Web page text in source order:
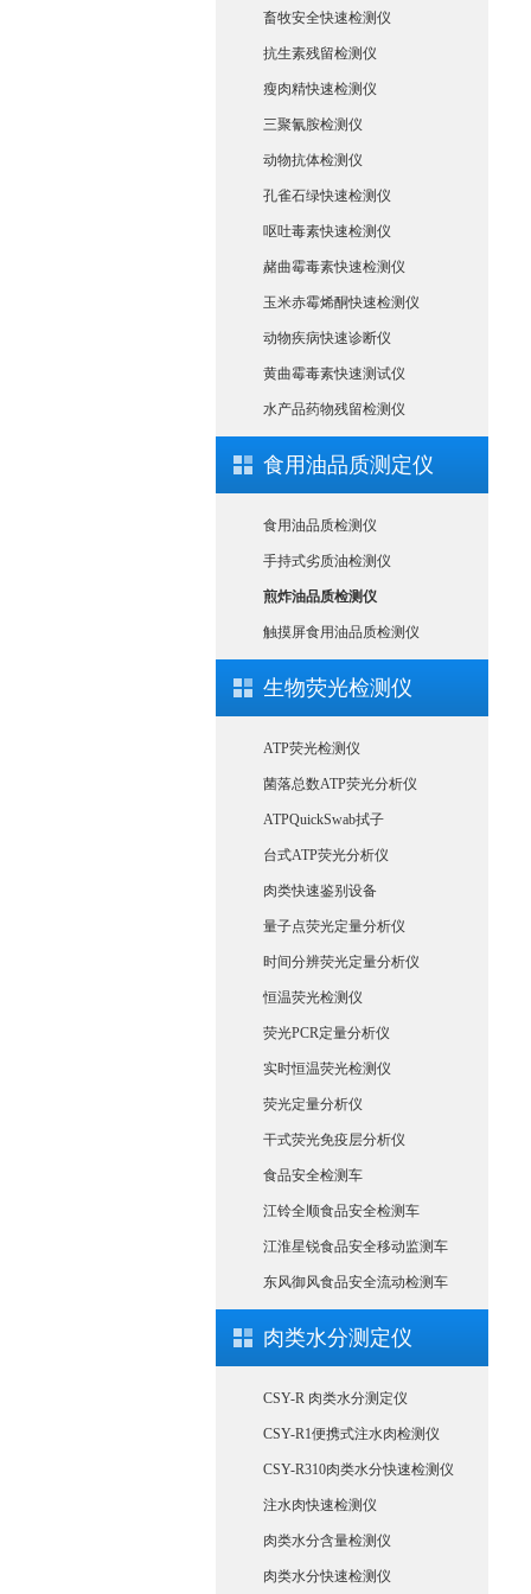
畜牧安全快速检测仪
抗生素残留检测仪
瘦肉精快速检测仪
三聚氰胺检测仪
动物抗体检测仪
孔雀石绿快速检测仪
呕吐毒素快速检测仪
赭曲霉毒素快速检测仪
玉米赤霉烯酮快速检测仪
动物疾病快速诊断仪
黄曲霉毒素快速测试仪
水产品药物残留检测仪
食用油品质测定仪
食用油品质检测仪
手持式劣质油检测仪
煎炸油品质检测仪
触摸屏食用油品质检测仪
生物荧光检测仪
ATP荧光检测仪
菌落总数ATP荧光分析仪
ATPQuickSwab拭子
台式ATP荧光分析仪
肉类快速鉴别设备
量子点荧光定量分析仪
时间分辨荧光定量分析仪
恒温荧光检测仪
荧光PCR定量分析仪
实时恒温荧光检测仪
荧光定量分析仪
干式荧光免疫层分析仪
食品安全检测车
江铃全顺食品安全检测车
江淮星锐食品安全移动监测车
东风御风食品安全流动检测车
肉类水分测定仪
CSY-R 肉类水分测定仪
CSY-R1便携式注水肉检测仪
CSY-R310肉类水分快速检测仪
注水肉快速检测仪
肉类水分含量检测仪
肉类水分快速检测仪